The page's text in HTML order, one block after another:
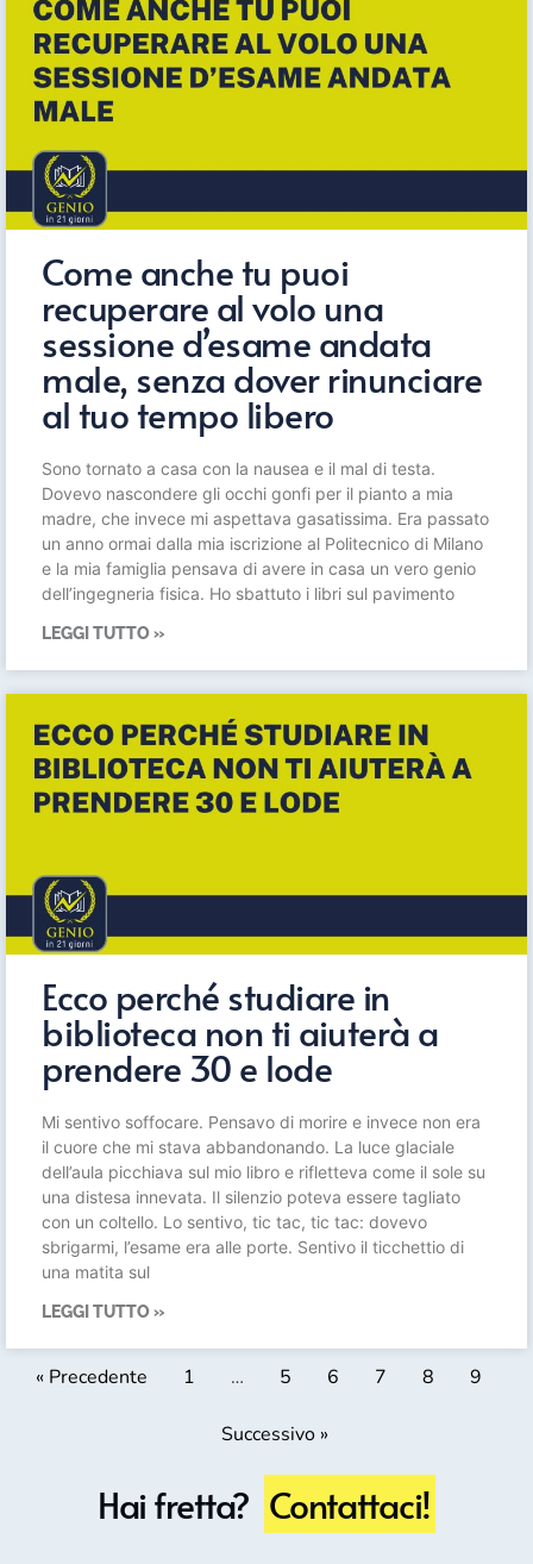
Come anche tu puoi
recuperare al volo una
sessione d’esame andata
male, senza dover rinunciare
al tuo tempo libero
Sono tornato a casa con la nausea e il mal di testa.
Dovevo nascondere gli occhi gonfi per il pianto a mia
madre, che invece mi aspettava gasatissima. Era passato
un anno ormai dalla mia iscrizione al Politecnico di Milano
e la mia famiglia pensava di avere in casa un vero genio
dell’ingegneria fisica. Ho sbattuto i libri sul pavimento
LEGGI TUTTO »
Ecco perché studiare in
biblioteca non ti aiuterà a
prendere 30 e lode
Mi sentivo soffocare. Pensavo di morire e invece non era
il cuore che mi stava abbandonando. La luce glaciale
dell’aula picchiava sul mio libro e rifletteva come il sole su
una distesa innevata. Il silenzio poteva essere tagliato
con un coltello. Lo sentivo, tic tac, tic tac: dovevo
sbrigarmi, l’esame era alle porte. Sentivo il ticchettio di
una matita sul
LEGGI TUTTO »
« Precedente 1 … 5 6 7 8 9
Successivo »
Hai fretta? Contattaci!